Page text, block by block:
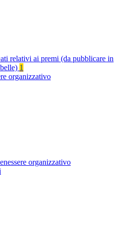
relativi ai premi (da pubblicare in
1
organizzativo
organizzativo